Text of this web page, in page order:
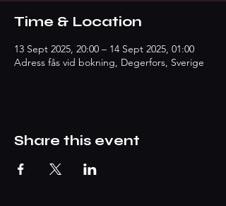
Time & Location
13 Sept 2025, 20:00 – 14 Sept 2025, 01:00
Adress fås vid bokning, Degerfors, Sverige
Share this event